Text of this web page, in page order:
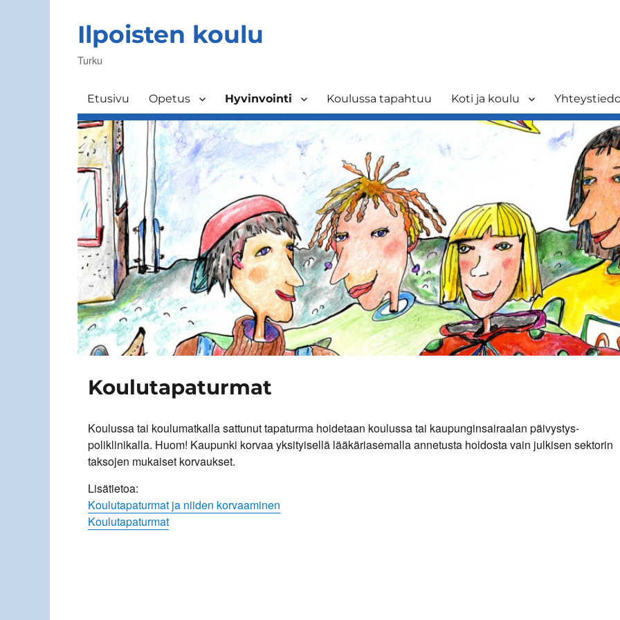
Ilpoisten koulu
Turku
Etusivu Opetus Hyvinvointi Koulussa tapahtuu Koti ja koulu
Koulutapaturmat
Koulussa tai koulumatkalla sattunut tapaturma hoidetaan koulussa tai kaupunginsairaalan päivystys-
poliklinikalla. Huom! Kaupunki korvaa yksityisellä lääkäriasemalla annetusta hoidosta vain julkisen sektorin
taksojen mukaiset korvaukset.
Lisätietoa:
Koulutapaturmat ja niiden korvaaminen
Koulutapaturmat